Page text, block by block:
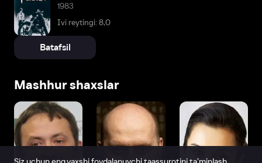
1983
Ivi reytingi: 8,0
Batafsil
Mashhur shaxslar